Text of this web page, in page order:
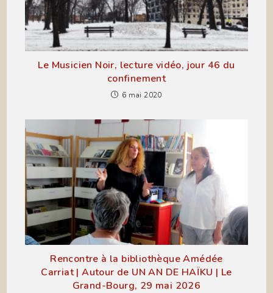
Le Musicien Noir, lecture vidéo, jour 46 du
confinement
6 mai 2020
Rencontre à la bibliothèque Amédée
Carriat | Autour de UN AN DE HAÏKU | Le
Grand-Bourg, 29 mai 2026